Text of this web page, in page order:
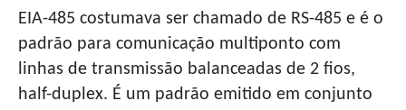
EIA-485 costumava ser chamado de RS-485 e é o
padrão para comunicação multiponto com
linhas de transmissão balanceadas de 2 fios,
half-duplex. É um padrão emitido em conjunto